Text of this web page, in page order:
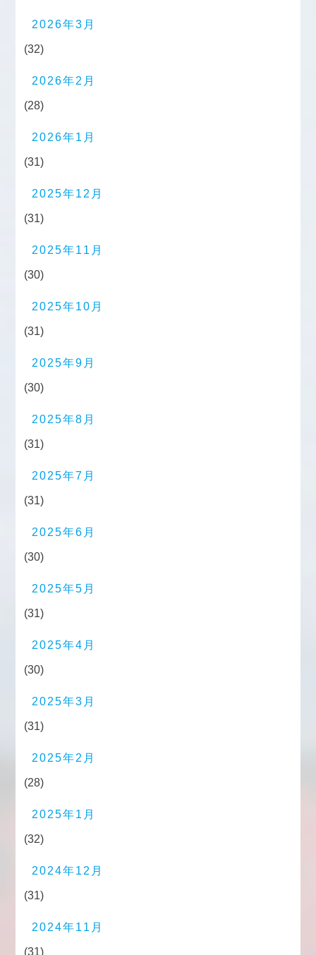
2026年3月
(32)
2026年2月
(28)
2026年1月
(31)
2025年12月
(31)
2025年11月
(30)
2025年10月
(31)
2025年9月
(30)
2025年8月
(31)
2025年7月
(31)
2025年6月
(30)
2025年5月
(31)
2025年4月
(30)
2025年3月
(31)
2025年2月
(28)
2025年1月
(32)
2024年12月
(31)
2024年11月
(31)